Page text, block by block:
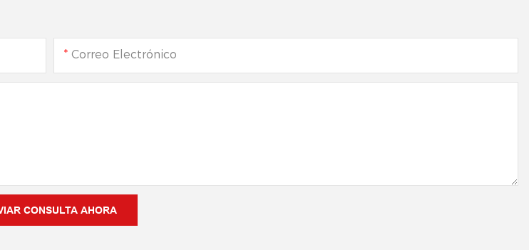
Correo Electrónico
CONSULTA AHORA